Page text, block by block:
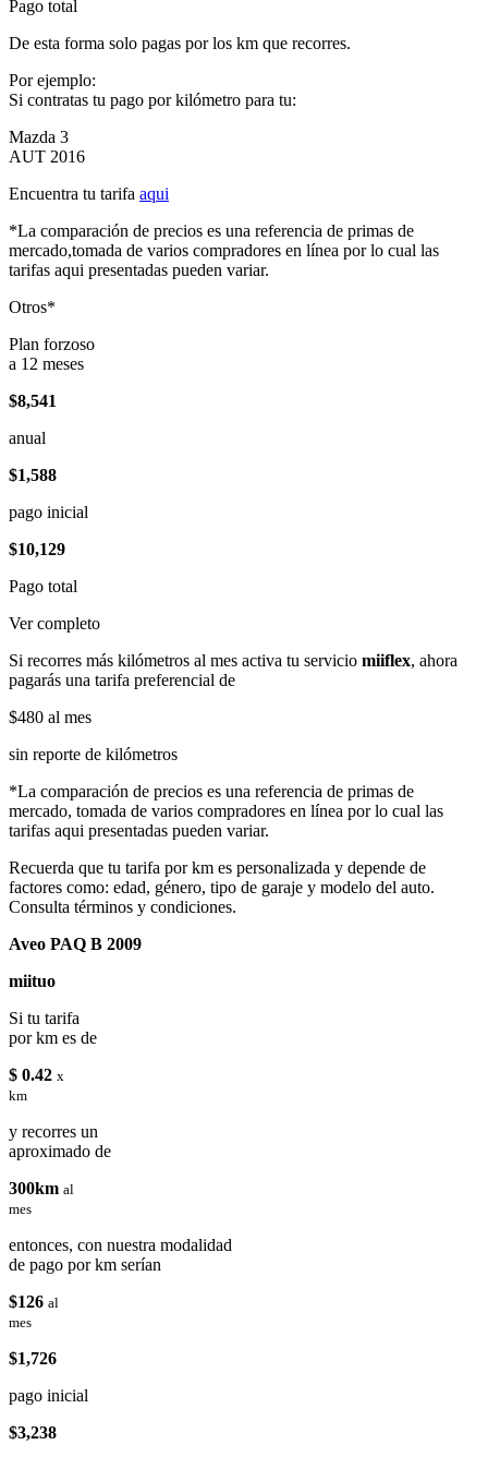
Pago total
De esta forma solo pagas por los km que recorres.
Por ejemplo:
Si contratas tu pago por kilómetro para tu:
Mazda 3
AUT 2016
Encuentra tu tarifa aqui
*La comparación de precios es una referencia de primas de
mercado,tomada de varios compradores en línea por lo cual las
tarifas aqui presentadas pueden variar.
Otros*
Plan forzoso
a 12 meses
$8,541
anual
$1,588
pago inicial
$10,129
Pago total
Ver completo
Si recorres más kilómetros al mes activa tu servicio miiflex, ahora
pagarás una tarifa preferencial de
$480 al mes
sin reporte de kilómetros
*La comparación de precios es una referencia de primas de
mercado, tomada de varios compradores en línea por lo cual las
tarifas aqui presentadas pueden variar.
Recuerda que tu tarifa por km es personalizada y depende de
factores como: edad, género, tipo de garaje y modelo del auto.
Consulta términos y condiciones.
Aveo PAQ B 2009
miituo
Si tu tarifa
por km es de
$ 0.42 x
km
y recorres un
aproximado de
300km al
mes
entonces, con nuestra modalidad
de pago por km serían
$126 al
mes
$1,726
pago inicial
$3,238